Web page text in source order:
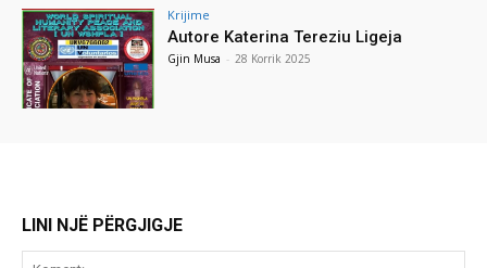
Krijime
Autore Katerina Tereziu Ligeja
Gjin Musa - 28 Korrik 2025
LINI NJË PËRGJIGJE